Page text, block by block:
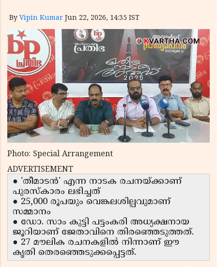
By Vipin Kumar Jun 22, 2026, 14:35 IST
Photo: Special Arrangement
ADVERTISEMENT
● 'തീമാടൻ' എന്ന നാടക രചനയ്ക്കാണ്
പുരസ്കാരം ലഭിച്ചത്
● 25,000 രൂപയും വെങ്കലശില്പവുമാണ്
സമ്മാനം
● ഡോ. സാം കുട്ടി പട്ടംകരി അധ്യക്ഷനായ
ജൂറിയാണ് ജേതാവിനെ തിരഞ്ഞെടുത്തത്.
● 27 മൗലിക രചനകളിൽ നിന്നാണ് ഈ
കൃതി തെരഞ്ഞെടുക്കപ്പെട്ടത്.